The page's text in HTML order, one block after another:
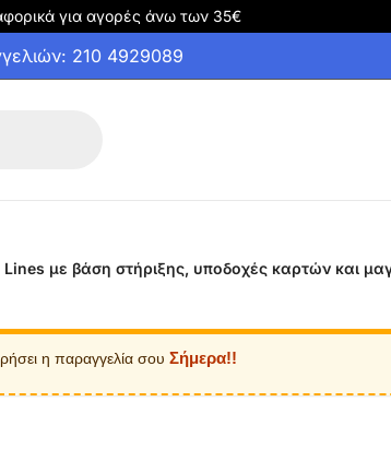
για αγορές άνω των 35€
210 4929089
με βάση στήριξης, υποδοχές καρτών και
η παραγγελία σου Σήμερα!!